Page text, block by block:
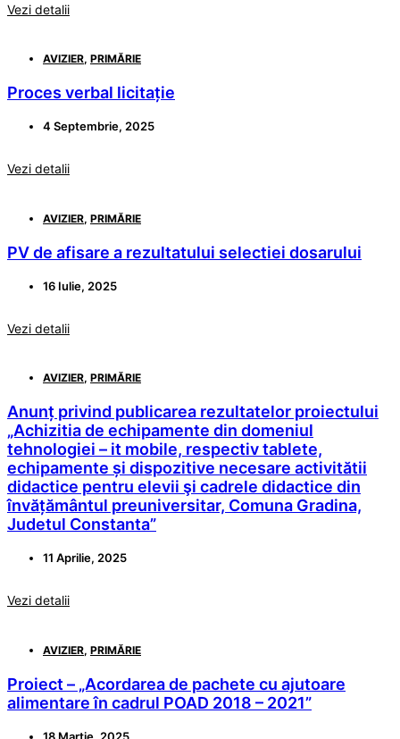
Vezi detalii
AVIZIER, PRIMĂRIE
Proces verbal licitație
4 Septembrie, 2025
Vezi detalii
AVIZIER, PRIMĂRIE
PV de afisare a rezultatului selectiei dosarului
16 Iulie, 2025
Vezi detalii
AVIZIER, PRIMĂRIE
Anunț privind publicarea rezultatelor proiectului
„Achizitia de echipamente din domeniul
tehnologiei – it mobile, respectiv tablete,
echipamente și dispozitive necesare activitătii
didactice pentru elevii şi cadrele didactice din
învățământul preuniversitar, Comuna Gradina,
Judetul Constanta”
11 Aprilie, 2025
Vezi detalii
AVIZIER, PRIMĂRIE
Proiect – „Acordarea de pachete cu ajutoare
alimentare în cadrul POAD 2018 – 2021”
18 Martie, 2025